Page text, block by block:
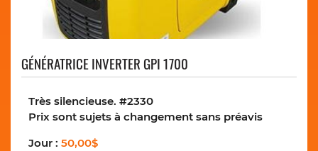
GÉNÉRATRICE INVERTER GPI 1700
Très silencieuse. #2330
Prix sont sujets à changement sans préavis
Jour : 50,00$